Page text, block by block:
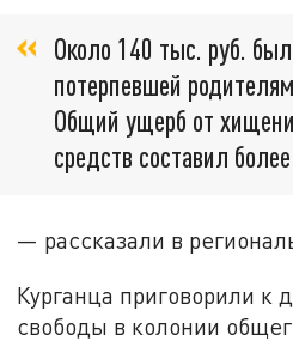
Около 140 тыс. руб.
потерпевшей
Общий ущерб от
средств составил
— рассказали в
Курганца приговорили к
свободы в колонии